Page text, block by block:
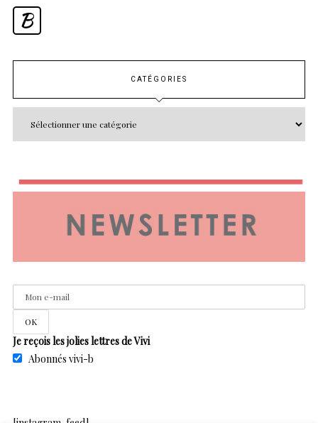
B
CATÉGORIES
Je reçois les jolies lettres de Vivi
Abonnés vivi-b